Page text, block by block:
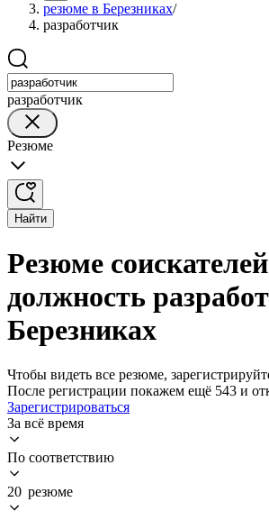
резюме в Березниках/
разработчик
разработчик
Резюме
Найти
Резюме
должность
Березниках
Чтобы видеть все резюме,
После регистрации покажем ещё 543 и
Зарегистрироваться
За всё время
По соответствию
20 резюме